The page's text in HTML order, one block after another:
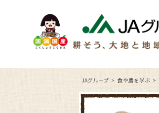
JAグループ 食や農を学ぶ